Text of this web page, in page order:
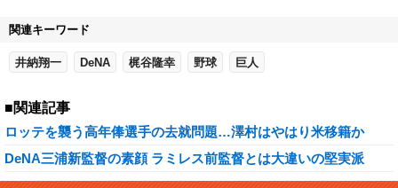
関連キーワード
井納翔一 DeNA 梶谷隆幸 野球 巨人
■関連記事
ロッテを襲う高年俸選手の去就問題…澤村はやはり米移籍か
DeNA三浦新監督の素顔 ラミレス前監督とは大違いの堅実派